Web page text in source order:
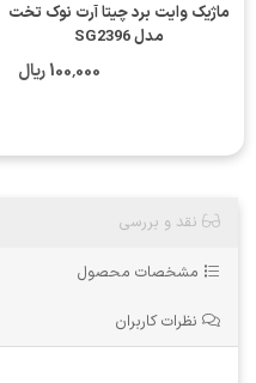
ماژیک وایت برد چیتا آرت نوک تخت
مدل SG2396
100٬000 ریال
نقد و بررسی
مشخصات محصول
نظرات کاربران